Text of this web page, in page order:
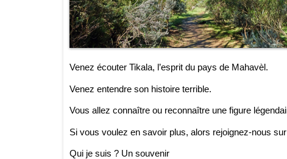
Venez écouter Tikala, l’esprit du pays de Mahavèl.
Venez entendre son histoire terrible.
Vous allez connaître ou reconnaître une figure
Si vous voulez en savoir plus, alors rejoignez-nous
Qui je suis ? Un souvenir